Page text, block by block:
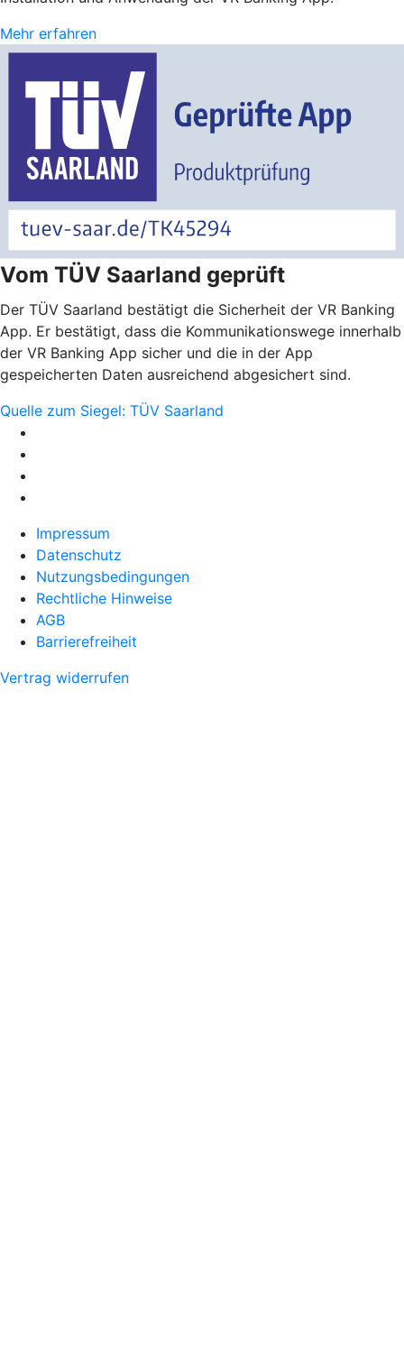
Mehr erfahren
Vom TÜV Saarland geprüft
Der TÜV Saarland bestätigt die Sicherheit der VR Banking
App. Er bestätigt, dass die Kommunikationswege innerhalb
der VR Banking App sicher und die in der App
gespeicherten Daten ausreichend abgesichert sind.
Quelle zum Siegel: TÜV Saarland
Impressum
Datenschutz
Nutzungsbedingungen
Rechtliche Hinweise
AGB
Barrierefreiheit
Vertrag widerrufen